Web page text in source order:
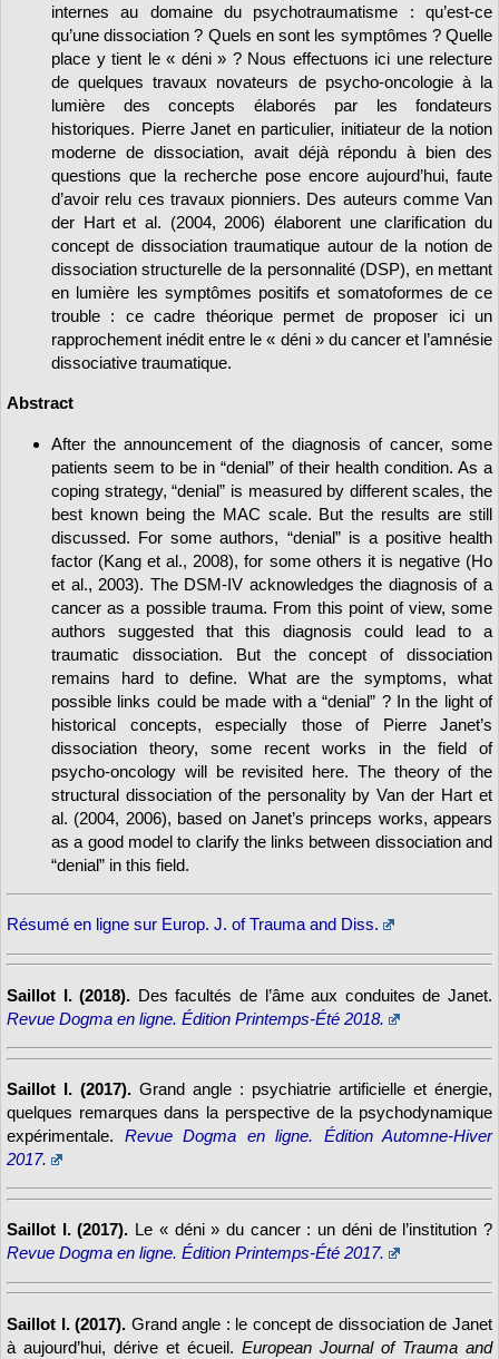
internes au domaine du psychotraumatisme : qu’est-ce
qu’une dissociation ? Quels en sont les symptômes ? Quelle
place y tient le « déni » ? Nous effectuons ici une relecture
de quelques travaux novateurs de psycho-oncologie à la
lumière des concepts élaborés par les fondateurs
historiques. Pierre Janet en particulier, initiateur de la notion
moderne de dissociation, avait déjà répondu à bien des
questions que la recherche pose encore aujourd’hui, faute
d’avoir relu ces travaux pionniers. Des auteurs comme Van
der Hart et al. (2004, 2006) élaborent une clarification du
concept de dissociation traumatique autour de la notion de
dissociation structurelle de la personnalité (DSP), en mettant
en lumière les symptômes positifs et somatoformes de ce
trouble : ce cadre théorique permet de proposer ici un
rapprochement inédit entre le « déni » du cancer et l’amnésie
dissociative traumatique.
Abstract
After the announcement of the diagnosis of cancer, some
patients seem to be in “denial” of their health condition. As a
coping strategy, “denial” is measured by different scales, the
best known being the MAC scale. But the results are still
discussed. For some authors, “denial” is a positive health
factor (Kang et al., 2008), for some others it is negative (Ho
et al., 2003). The DSM-IV acknowledges the diagnosis of a
cancer as a possible trauma. From this point of view, some
authors suggested that this diagnosis could lead to a
traumatic dissociation. But the concept of dissociation
remains hard to define. What are the symptoms, what
possible links could be made with a “denial” ? In the light of
historical concepts, especially those of Pierre Janet’s
dissociation theory, some recent works in the field of
psycho-oncology will be revisited here. The theory of the
structural dissociation of the personality by Van der Hart et
al. (2004, 2006), based on Janet’s princeps works, appears
as a good model to clarify the links between dissociation and
“denial” in this field.
Résumé en ligne sur Europ. J. of Trauma and Diss.
Saillot I. (2018). Des facultés de l’âme aux conduites de Janet.
Revue Dogma en ligne. Édition Printemps-Été 2018.
Saillot I. (2017). Grand angle : psychiatrie artificielle et énergie,
quelques remarques dans la perspective de la psychodynamique
expérimentale. Revue Dogma en ligne. Édition Automne-Hiver
2017.
Saillot I. (2017). Le « déni » du cancer : un déni de l’institution ?
Revue Dogma en ligne. Édition Printemps-Été 2017.
Saillot I. (2017). Grand angle : le concept de dissociation de Janet
à aujourd’hui, dérive et écueil. European Journal of Trauma and